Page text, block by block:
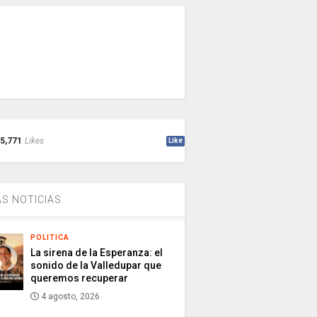
5,771 Likes Like
NOTICIAS
POLITICA
La sirena de la Esperanza: el
sonido de la Valledupar que
queremos recuperar
4 agosto, 2026